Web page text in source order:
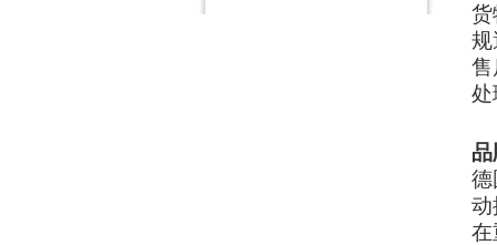
货
规
售
处
德
动
在